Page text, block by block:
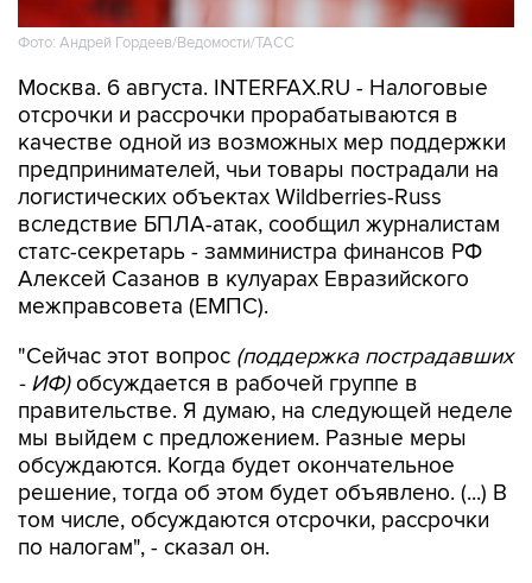
Фото: Андрей Гордеев/Ведомости/ТАСС
Москва. 6 августа. INTERFAX.RU - Налоговые
отсрочки и рассрочки прорабатываются в
качестве одной из возможных мер поддержки
предпринимателей, чьи товары пострадали на
логистических объектах Wildberries-Russ
вследствие БПЛА-атак, сообщил журналистам
статс-секретарь - замминистра финансов РФ
Алексей Сазанов в кулуарах Евразийского
межправсовета (ЕМПС).
"Сейчас этот вопрос (поддержка пострадавших
- ИФ)обсуждается в рабочей группе в
правительстве. Я думаю, на следующей неделе
мы выйдем с предложением. Разные меры
обсуждаются. Когда будет окончательное
решение, тогда об этом будет объявлено. (...) В
том числе, обсуждаются отсрочки, рассрочки
по налогам", - сказал он.